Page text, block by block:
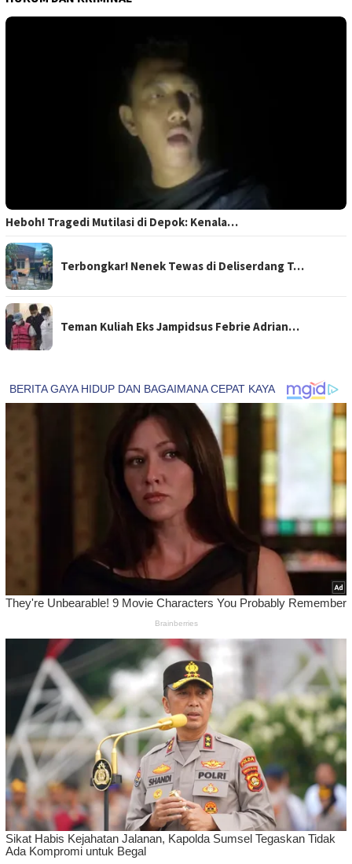
Heboh! Tragedi Mutilasi di Depok: Kenala…
Terbongkar! Nenek Tewas di Deliserdang T…
Teman Kuliah Eks Jampidsus Febrie Adrian…